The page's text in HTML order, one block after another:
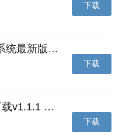
下载
ris云客移动销售系统最新版下载v1.1.25 安卓手机版
下载
粤语翻译帮app下载v1.1.1 安卓版
下载